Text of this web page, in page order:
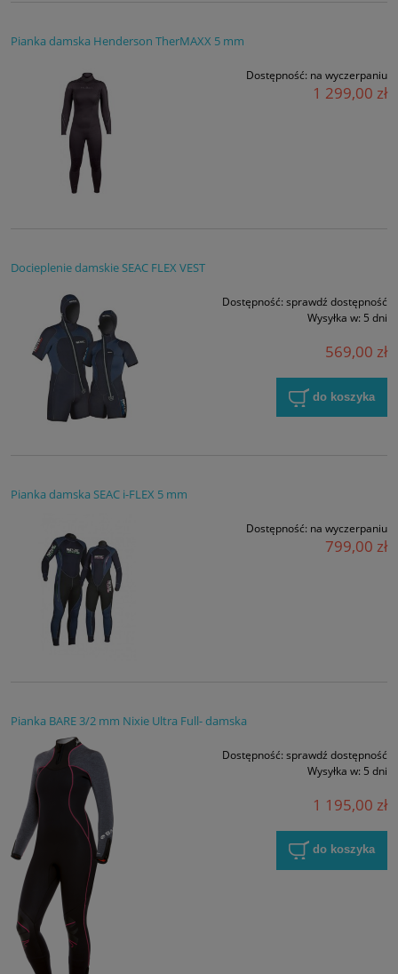
Pianka damska Henderson TherMAXX 5 mm
Dostępność: na wyczerpaniu
1 299,00 zł
Docieplenie damskie SEAC FLEX VEST
Dostępność: sprawdź dostępność
Wysyłka w: 5 dni
569,00 zł
do koszyka
Pianka damska SEAC i-FLEX 5 mm
Dostępność: na wyczerpaniu
799,00 zł
Pianka BARE 3/2 mm Nixie Ultra Full- damska
Dostępność: sprawdź dostępność
Wysyłka w: 5 dni
1 195,00 zł
do koszyka